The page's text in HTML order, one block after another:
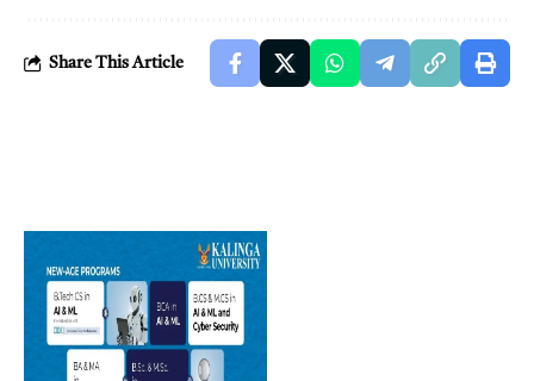
Share This Article